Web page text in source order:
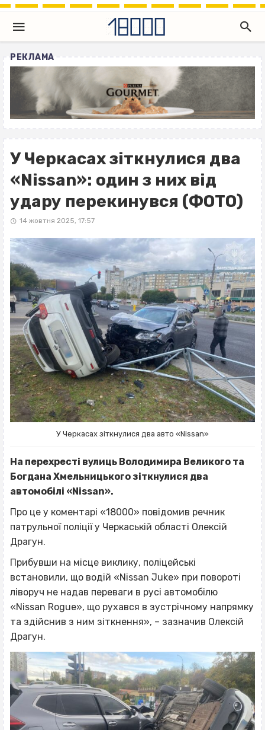
РЕКЛАМА
У Черкасах зіткнулися два
«Nissan»: один з них від
удару перекинувся (ФОТО)
14 жовтня 2025, 17:57
У Черкасах зіткнулися два авто «Nissan»
На перехресті вулиць Володимира Великого та
Богдана Хмельницького зіткнулися два
автомобілі «Nissan».
Про це у коментарі «18000» повідомив речник
патрульної поліції у Черкаській області Олексій
Драгун.
Прибувши на місце виклику, поліцейські
встановили, що водій «Nissan Juke» при повороті
ліворуч не надав переваги в русі автомобілю
«Nissan Rogue», що рухався в зустрічному напрямку
та здійснив з ним зіткнення», – зазначив Олексій
Драгун.